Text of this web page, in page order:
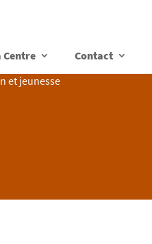
Centre Contact
et jeunesse